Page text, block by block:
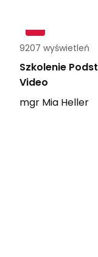
9207 wyświetleń
Szkolenie
Video
mgr Mia Heller